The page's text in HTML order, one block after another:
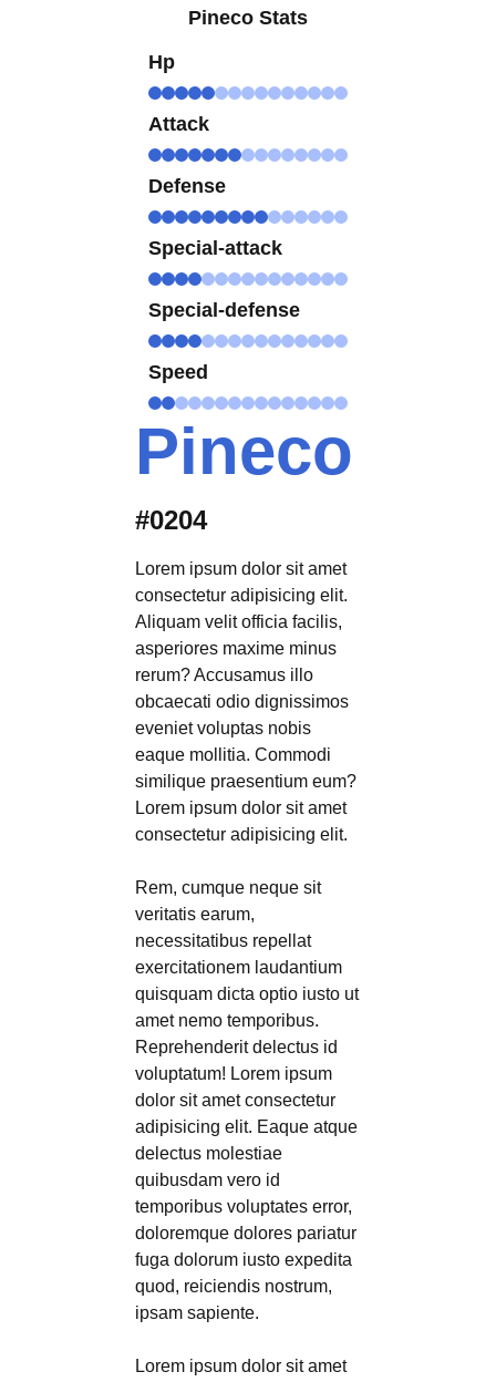
Pineco Stats
Hp
Attack
Defense
Special-attack
Special-defense
Speed
Pineco
#0204
Lorem ipsum dolor sit amet
consectetur adipisicing elit.
Aliquam velit officia facilis,
asperiores maxime minus
rerum? Accusamus illo
obcaecati odio dignissimos
eveniet voluptas nobis
eaque mollitia. Commodi
similique praesentium eum?
Lorem ipsum dolor sit amet
consectetur adipisicing elit.
Rem, cumque neque sit
veritatis earum,
necessitatibus repellat
exercitationem laudantium
quisquam dicta optio iusto ut
amet nemo temporibus.
Reprehenderit delectus id
voluptatum! Lorem ipsum
dolor sit amet consectetur
adipisicing elit. Eaque atque
delectus molestiae
quibusdam vero id
temporibus voluptates error,
doloremque dolores pariatur
fuga dolorum iusto expedita
quod, reiciendis nostrum,
ipsam sapiente.
Lorem ipsum dolor sit amet